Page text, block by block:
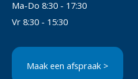
Ma-Do 8:30 - 17:30
Vr 8:30 - 15:30
Maak een afspraak >